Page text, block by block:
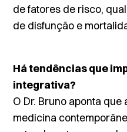
de fatores de risco,
de disfunção e
Há tendências que
integrativa?
O Dr. Bruno aponta
medicina